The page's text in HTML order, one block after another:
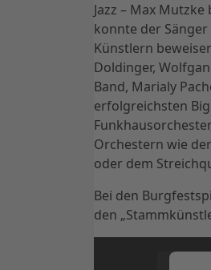
Jazz – Max
konnte der
Künstlern
Doldinger,
Band, Marialy
erfolgreichsten Big
Orchestern wie
oder dem
Bei den
den